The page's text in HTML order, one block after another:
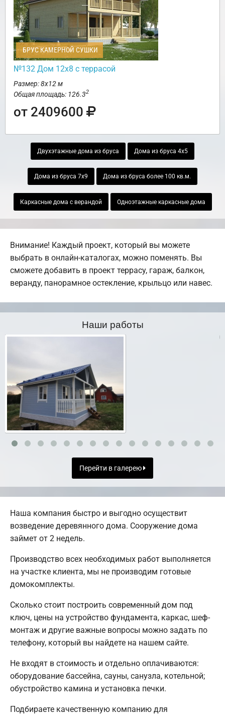
БРУС КАМЕРНОЙ СУШКИ
№132 Дом 12х8 с террасой
Размер: 8х12 м
Общая площадь: 126.32
от 2409600
Двухэтажные дома из бруса Дома из бруса 4х5
Дома из бруса 7х9 Дома из бруса более 100 кв.м.
Каркасные дома с верандой Одноэтажные каркасные дома
Внимание! Каждый проект, который вы можете
выбрать в онлайн-каталогах, можно поменять. Вы
сможете добавить в проект террасу, гараж, балкон,
веранду, панорамное остекление, крыльцо или навес.
Наши работы
Перейти в галерею
Наша компания быстро и выгодно осуществит
возведение деревянного дома. Сооружение дома
займет от 2 недель.
Производство всех необходимых работ выполняется
на участке клиента, мы не производим готовые
домокомплекты.
Сколько стоит построить современный дом под
ключ, цены на устройство фундамента, каркас, шеф-
монтаж и другие важные вопросы можно задать по
телефону, который вы найдете на нашем сайте.
Не входят в стоимость и отдельно оплачиваются:
оборудование бассейна, сауны, санузла, котельной;
обустройство камина и установка печки.
Подбираете качественную компанию для